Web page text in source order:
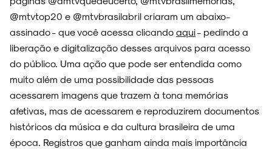
@mtvtop20 e @mtvbrasilabril criaram um abaixo-
assinado - que você acessa clicando aqui- pedindo a
liberação e digitalização desses arquivos para acesso
do público. Uma ação que pode ser entendida como
muito além de uma possibilidade das pessoas
acessarem imagens que trazem à tona memórias
afetivas, mas de acessarem e reproduzirem documentos
históricos da música e da cultura brasileira de uma
época. Registros que ganham ainda mais importância